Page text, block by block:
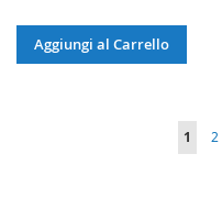
Aggiungi al Carrello
1 2